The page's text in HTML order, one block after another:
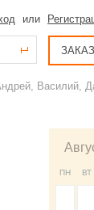
или
Василий,
ПН ВТ